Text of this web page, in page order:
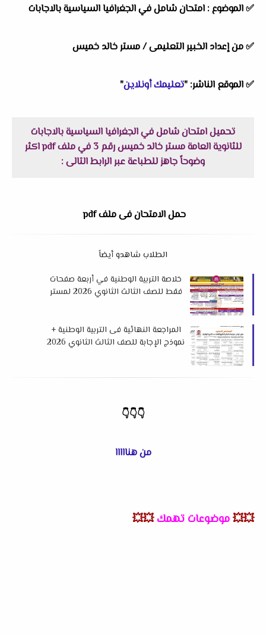
✅الموضوع : امتحان شامل في الجغرافيا السياسية بالاجابات
✅من إعداد الخبير التعليمى / مستر خالد خميس
✅الموقع الناشر: "تعليمك أونلاين"
تحميل امتحان شامل في الجغرافيا السياسية بالاجابات
للثانوية العامة مستر خالد خميس رقم 3 في ملف pdf اكثر
وضوحاً جاهز للطباعة عبر الرابط التالى :
حمل الامتحان فى ملف pdf
الطلاب شاهدو أيضاً
خلاصة التربية الوطنية في أربعة صفحات
فقط للصف الثالث الثانوي 2026 لمستر
المراجعة النهائية فى التربية الوطنية +
نموذج الإجابة للصف الثالث الثانوي 2026
👇👇👇
من هنااااا
💥💥موضوعات تهمك 💥💥